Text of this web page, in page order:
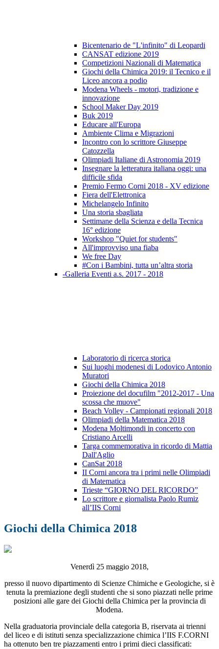
Bicentenario de "L'infinito" di Leopardi
CANSAT edizione 2019
Competizioni Nazionali di Matematica
Giochi della Chimica 2019: il Tecnico e il
Liceo ancora a podio
Modena Wheels - motori, tradizione e
innovazione
School Maker Day 2019
Buk 2019
Educare all'Europa
Ambiente Clima e Migrazioni
Incontro con lo scrittore Giuseppe
Catozzella
Olimpiadi Italiane di Astronomia 2019
Insegnare la letteratura italiana oggi: una
difficile sfida
Premio Fermo Corni 2018 - XV edizione
Fiera dell'Elettronica
Michelangelo Infinito
Una storia sbagliata
Settimane della Scienza e della Tecnica
16° edizione
Workshop "Quiet for students"
All'improvviso una fiaba
We free Day
#Con i Bambini, tutta un’altra storia
-Galleria Eventi a.s. 2017 - 2018
Laboratorio di ricerca storica
Sui luoghi modenesi di Lodovico Antonio
Muratori
Giochi della Chimica 2018
Proiezione del docufilm "2012-2017 - Una
scossa che muove"
Beach Volley - Campionati regionali 2018
Olimpiadi della Matematica 2018
Modena Moltimondi in concerto con
Cristiano Arcelli
Targa commemorativa in ricordo di Mattia
Dall'Aglio
CanSat 2018
II Corni ancora tra i primi nelle Olimpiadi
di Matematica
Trieste “GIORNO DEL RICORDO”
Lo scrittore e giornalista Paolo Rumiz
all’IIS Corni
Giochi della Chimica 2018
Venerdì 25 maggio 2018,
presso il nuovo dipartimento di Scienze Chimiche e Geologiche, si è
tenuta la premiazione degli studenti che si sono piazzati nelle prime
posizioni alle gare dei Giochi della Chimica per la provincia di
Modena.
Nella graduatoria provinciale della categoria B, riservata ai trienni
del liceo e di istituti senza specializzazione chimica l’IIS F.CORNI
ha ottenuto ben tre piazzamenti entro i primi dieci classificati: